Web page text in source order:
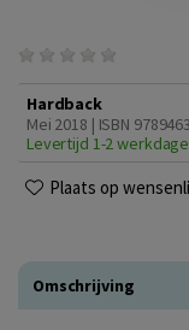
Hardback
Mei 2018 | ISBN
Levertijd 1-2
Plaats op
Omschrijving